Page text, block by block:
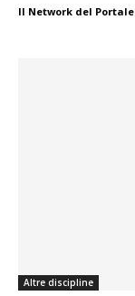
Il Network del Portale
Altre discipline